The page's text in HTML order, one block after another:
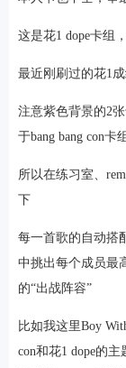
这是花1 dope卡组
最近刚刷过的花1
注意紫色背景的2
于bang bang con卡组
所以在练习室、
下
每一首歌的自动搭
中挑出每个成员最
的“出战阵容”
比如我这里Boy
con和花1 dope的